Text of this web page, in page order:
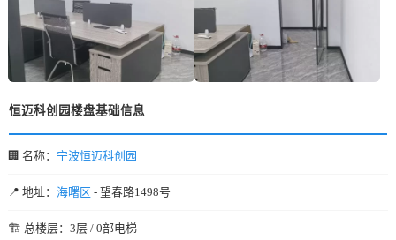
恒迈科创园楼盘基础信息
🏢 名称： 宁波恒迈科创园
📍 地址： 海曙区 - 望春路1498号
🏗️ 总楼层：3层 / 0部电梯